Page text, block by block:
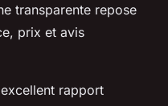
transparente repose
prix et avis
rapport